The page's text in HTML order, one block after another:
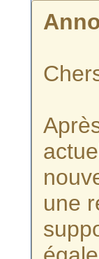
une